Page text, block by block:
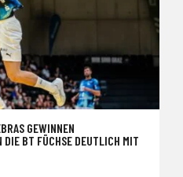
GEWINNEN
DIE BT FÜCHSE DEUTLICH MIT